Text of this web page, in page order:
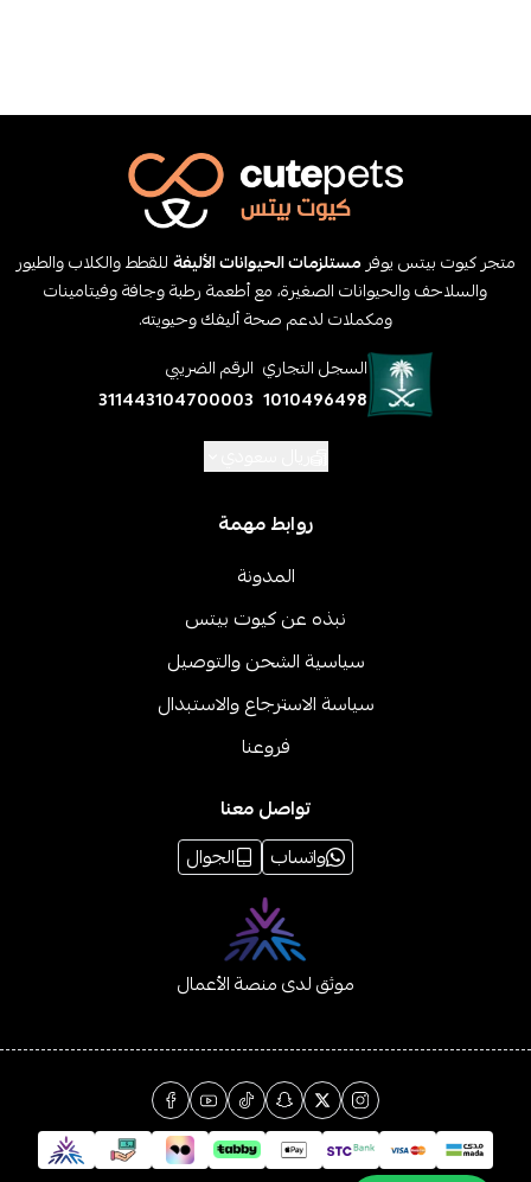
متجر كيوت بيتس يوفر مستلزمات الحيوانات الأليفةللقطط والكلاب والطيور
والسلاحف والحيوانات الصغيرة، مع أطعمة رطبة وجافة وفيتامينات
ومكملات لدعم صحة أليفك وحيويته.
السجل التجاري
1010496498
الرقم الضريبي
311443104700003
روابط مهمة
المدونة
نبذه عن كيوت بيتس
سياسية الشحن والتوصيل
سياسة الاسترجاع والاستبدال
فروعنا
تواصل معنا
واتساب
الجوال
موثق لدى منصة الأعمال